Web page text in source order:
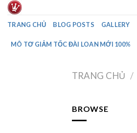
Skip
content
TRANG CHỦ
BLOG POSTS GALLERY
MÔ TƠ GIẢM TỐC ĐÀI LOAN MỚI 100%
TRANG CHỦ /
BROWSE